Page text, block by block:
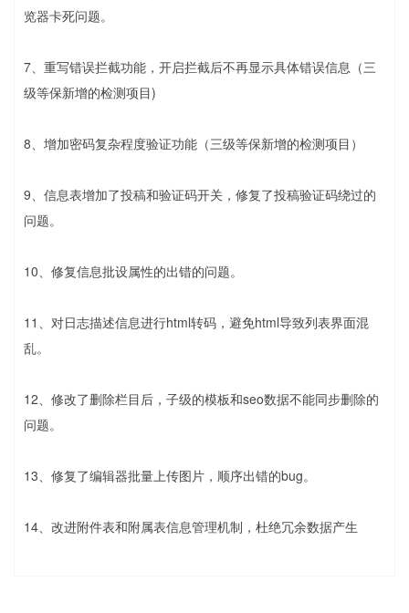
览器卡死问题。
7、重写错误拦截功能，开启拦截后不再显示具体错误信息（三
级等保新增的检测项目)
8、增加密码复杂程度验证功能（三级等保新增的检测项目）
9、信息表增加了投稿和验证码开关，修复了投稿验证码绕过的
问题。
10、修复信息批设属性的出错的问题。
11、对日志描述信息进行html转码，避免html导致列表界面混
乱。
12、修改了删除栏目后，子级的模板和seo数据不能同步删除的
问题。
13、修复了编辑器批量上传图片，顺序出错的bug。
14、改进附件表和附属表信息管理机制，杜绝冗余数据产生